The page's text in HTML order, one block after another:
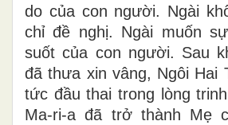
do của con người. Ngài
chỉ đề nghị. Ngài muốn
suốt của con người. Sau
đã thưa xin vâng, Ngôi Hai
tức đầu thai trong lòng
Ma-ri-a đã trở thành Mẹ